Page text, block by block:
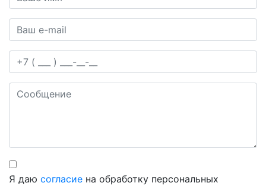
Ваш e-mail*
Телефон
Сообщение
Я даю согласие на обработку персональных